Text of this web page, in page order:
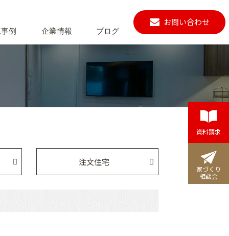
お問い合わせ
例 企業情報 ブログ
資料請求
家づくり
相談会
注文住宅